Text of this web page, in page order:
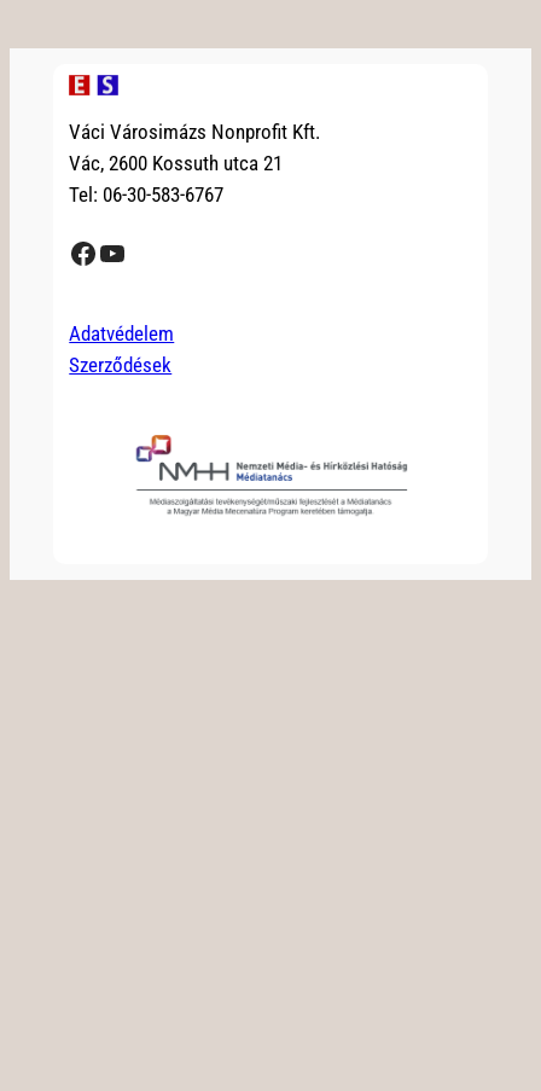
Váci Városimázs Nonprofit Kft.
Vác, 2600 Kossuth utca 21
Tel: 06-30-583-6767
Facebook YouTube
Adatvédelem
Szerződések